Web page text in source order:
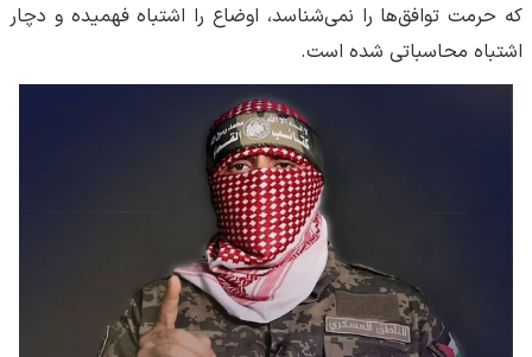
که حرمت توافق‌ها را نمی‌شناسد، اوضاع را اشتباه فهمیده و دچار
اشتباه محاسباتی شده است.